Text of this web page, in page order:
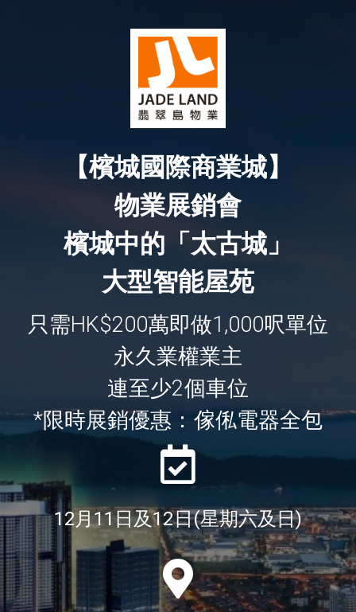
【檳城國際商業城】
物業展銷會
檳城中的「太古城」
大型智能屋苑
只需HK$200萬即做1,000呎單位
永久業權業主
連至少2個車位
*限時展銷優惠：傢俬電器全包
12月11日及12日(星期六及日)